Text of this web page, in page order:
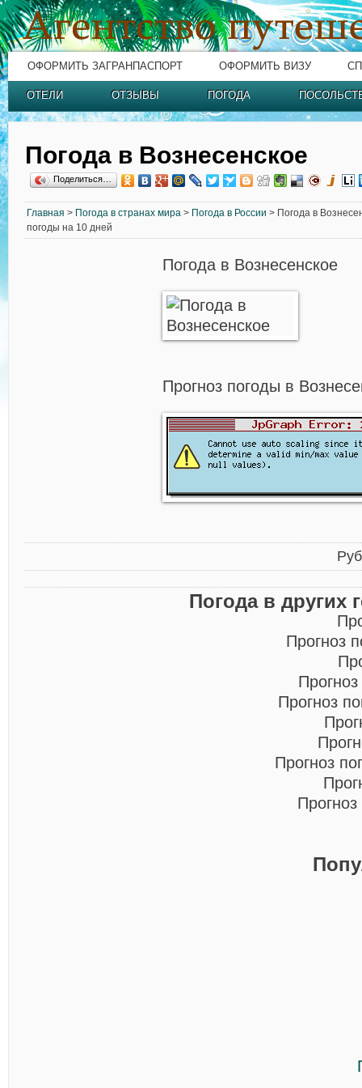
ОФОРМИТЬ ЗАГРАНПАСПОРТ ОФОРМИТЬ ВИЗУ
ОТЕЛИ ОТЗЫВЫ ПОГОДА
Погода в Вознесенское
Поделиться…
Главная > Погода в странах мира > Погода в России > Погода в
погоды на 10 дней
Погода в Вознесенское
Прогноз погоды в
Погода в других
Прогноз
Прогноз
Прогноз